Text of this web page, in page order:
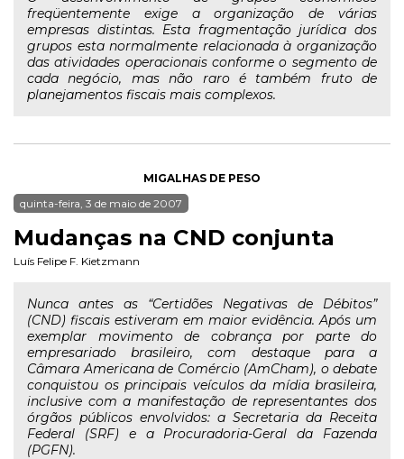
freqüentemente exige a organização de várias
empresas distintas. Esta fragmentação jurídica dos
grupos esta normalmente relacionada à organização
das atividades operacionais conforme o segmento de
cada negócio, mas não raro é também fruto de
planejamentos fiscais mais complexos.
MIGALHAS DE PESO
quinta-feira, 3 de maio de 2007
Mudanças na CND conjunta
Luís Felipe F. Kietzmann
Nunca antes as “Certidões Negativas de Débitos”
(CND) fiscais estiveram em maior evidência. Após um
exemplar movimento de cobrança por parte do
empresariado brasileiro, com destaque para a
Câmara Americana de Comércio (AmCham), o debate
conquistou os principais veículos da mídia brasileira,
inclusive com a manifestação de representantes dos
órgãos públicos envolvidos: a Secretaria da Receita
Federal (SRF) e a Procuradoria-Geral da Fazenda
(PGFN).